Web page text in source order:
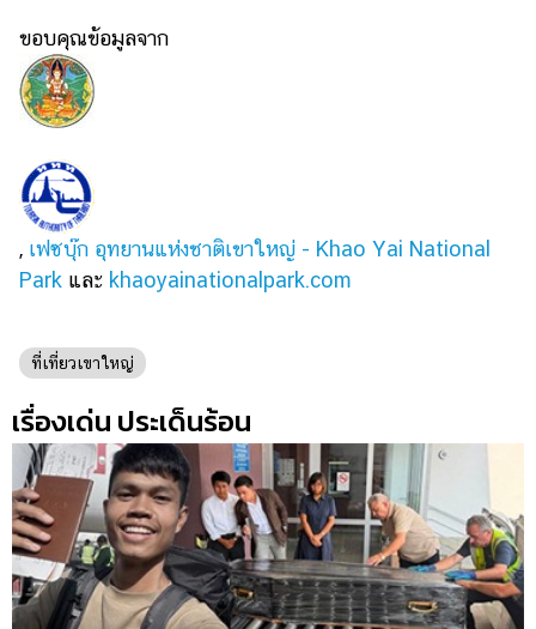
ขอบคุณข้อมูลจาก
, เฟซบุ๊ก อุทยานแห่งชาติเขาใหญ่ - Khao Yai National
Park และ khaoyainationalpark.com
ที่เที่ยวเขาใหญ่
เรื่องเด่น ประเด็นร้อน